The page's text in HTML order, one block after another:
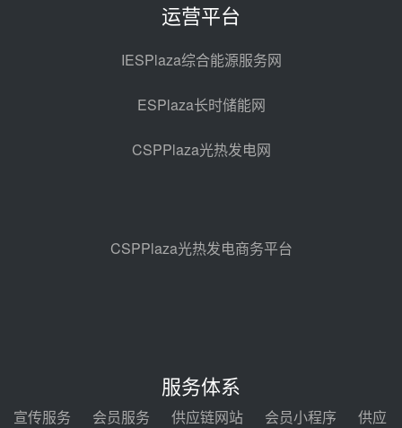
光热示范电站二列蒸汽发生器设备
亚核阀业中标天山北麓100MW光
热发电工程EPC总承包项目熔盐截
止阀、熔盐三偏心蝶阀采购
08-05 17:15
包项目熔盐介质超声波流量计采购
08-05 17:09
电机组灵活性改造项目三元液态盐
采购合同
运营平台
IESPlaza综合能源服务网
ESPlaza长时储能网
CSPPlaza光热发电网
CSPPlaza光热发电商务平台
服务体系
宣传服务 会员服务 供应链网站 会员小程序
供应